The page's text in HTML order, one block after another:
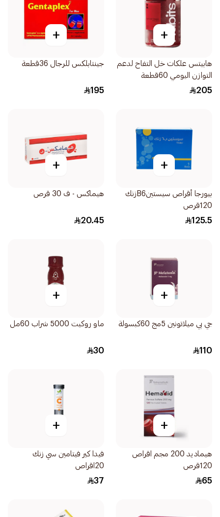
+
هابيتس علكات خل التفاح لدعم
التوازن اليومي 60قطعة
205
+
جينتابلكس للرجال 36قطعة
195
+
بيورجا أقراص سيستينB6زنك
120قرص
125.5
+
هيماكس - ف 30 قرص
20.45
+
جي بي ميلاتونين 5مج 60كبسولة
110
+
ماو روكيت 5000 شراب 60مل
30
+
هيماديد 200 مجم اقراص
120قرص
65
+
فيدا كير فيتامين سي زنك
20اقراص
37